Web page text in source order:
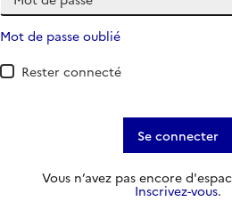
Mot de passe oublié
Rester connecté
Se connecter
Vous n’avez pas encore
Inscrivez-vous.